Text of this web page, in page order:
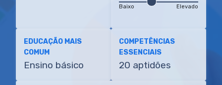
Baixo Elevado
EDUCAÇÃO MAIS
COMUM
Ensino básico
COMPETÊNCIAS
ESSENCIAIS
20 aptidões